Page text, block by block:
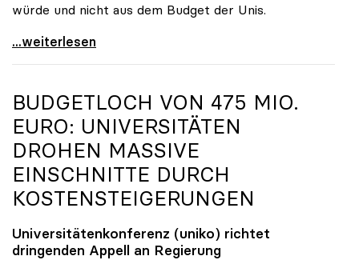
würde und nicht aus dem Budget der Unis.
„Skandalös und zweckwidrig“: TU OÖ soll zu Lasten
...weiterlesen
BUDGETLOCH VON 475 MIO.
EURO: UNIVERSITÄTEN
DROHEN MASSIVE
EINSCHNITTE DURCH
KOSTENSTEIGERUNGEN
Universitätenkonferenz (uniko) richtet
dringenden Appell an Regierung